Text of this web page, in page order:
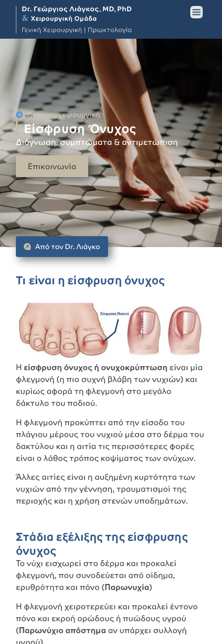
Δερματοχειρουργική
Είσφρυση Όνυχος
Διάγνωση, συμπτώματα & αντιμετώπιση
Επικοινωνία
Από τον Dr. Λιάγκο
Τι είναι η είσφρυση όνυχος
Ηείσφρυση όνυχος ή ονυχοκρύπτωση είναι μία
φλεγμονή (η πιο συχνή βλάβη των νυχιών) και
κυρίως αφορά τη φλεγμονή στο μεγάλο
δάκτυλο του ποδιού.
Η φλεγμονή προκύπτει από την είσοδο του
πλάγιου μέρους του νυχιού μέσα στο δέρμα του
δακτύλου και η αιτία τις περισσότερες φορές
είναι ο λάθος τρόπος κοψίματος των ονύχων.
Άλλες αιτίες είναι η αυξημένη κυρτότητα των
νυχιών από την γέννηση, τραυματισμοί της
περιοχής και η χρήση στενών υποδημάτων.
Στάδια εξέλιξης της είσφρυσης
όνυχος
Το νύχι εισχωρεί στο δέρμα και προκαλεί
φλεγμονή, που συνοδεύεται από οίδημα,
ερυθρότητα και πόνο (Παρωνυχία)
Η φλεγμονή χειροτερεύει και προκαλεί έντονο
πόνο και εκροή ορώδους ή πυώδους υγρού
(Παρωνύχιο απόστημα αν υπάρχει συλλογή